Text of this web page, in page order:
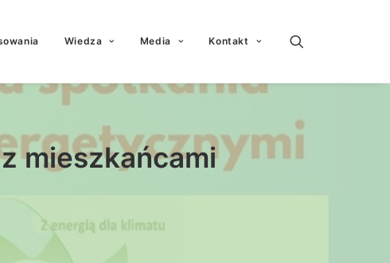
Wiedza Media Kontakt
mieszkańcami